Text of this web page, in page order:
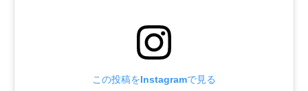
この投稿をInstagramで見る